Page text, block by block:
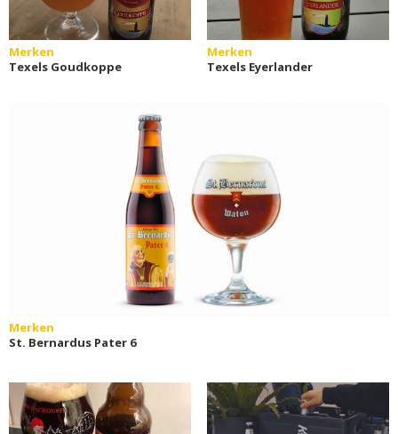
Merken
Texels Goudkoppe
Merken
Texels Eyerlander
Merken
St. Bernardus Pater 6